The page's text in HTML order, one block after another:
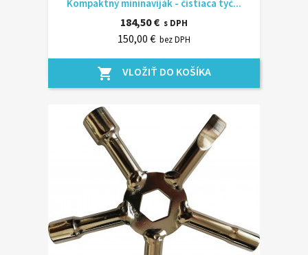
Kompaktný mininaviják - čistiaca tyč...
184,50 € s DPH
150,00 € bez DPH
shopping_cart VLOŽIŤ DO KOŠÍKA